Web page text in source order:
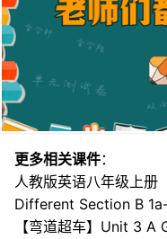
更多相关课件：
人教版英语八年级上
Different Section B 1a-
【弯道超车】Unit 3